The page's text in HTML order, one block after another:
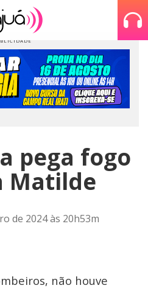
pega fogo
Matilde
de 2024 às 20h53m
não houve